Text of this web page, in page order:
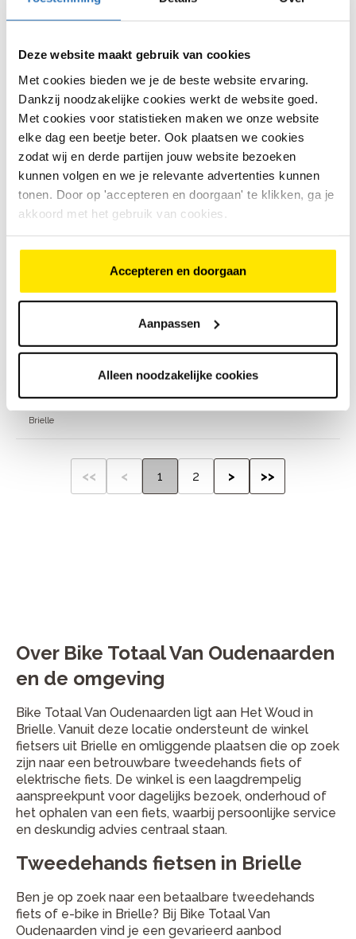
Deze website maakt gebruik van cookies
Met cookies bieden we je de beste website ervaring.
Dankzij noodzakelijke cookies werkt de website goed.
Met cookies voor statistieken maken we onze website
elke dag een beetje beter. Ook plaatsen we cookies
zodat wij en derde partijen jouw website bezoeken
kunnen volgen en we je relevante advertenties kunnen
tonen. Door op 'accepteren en doorgaan' te klikken, ga je
akkoord met het gebruik van cookies.
Accepteren en doorgaan
Aanpassen
Alleen noodzakelijke cookies
Van Raam Maxi incl 404wh
Bike Totaal van
Oudenaarden
Brielle
€3.999,-
Loekie Snake
€195 -
Bike Totaal van
Oudenaarden
€195,-
Gazelle Formule 1 Dutch Grand Prix
Brielle
<< < 1 2 > >>
Over Bike Totaal Van Oudenaarden
en de omgeving
Bike Totaal Van Oudenaarden ligt aan Het Woud in
Brielle. Vanuit deze locatie ondersteunt de winkel
fietsers uit Brielle en omliggende plaatsen die op zoek
zijn naar een betrouwbare tweedehands fiets of
elektrische fiets. De winkel is een laagdrempelig
aanspreekpunt voor dagelijks bezoek, onderhoud of
het ophalen van een fiets, waarbij persoonlijke service
en deskundig advies centraal staan.
Tweedehands fietsen in Brielle
Ben je op zoek naar een betaalbare tweedehands
fiets of e-bike in Brielle? Bij Bike Totaal Van
Oudenaarden vind je een gevarieerd aanbod